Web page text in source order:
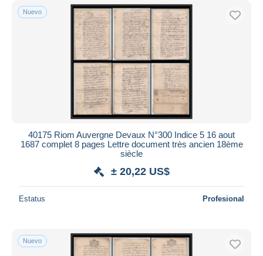
Nuevo
40175 Riom Auvergne Devaux N°300 Indice 5 16 aout
1687 complet 8 pages Lettre document très ancien 18ème
siècle
± 20,22 US$
Estatus Profesional
Nuevo